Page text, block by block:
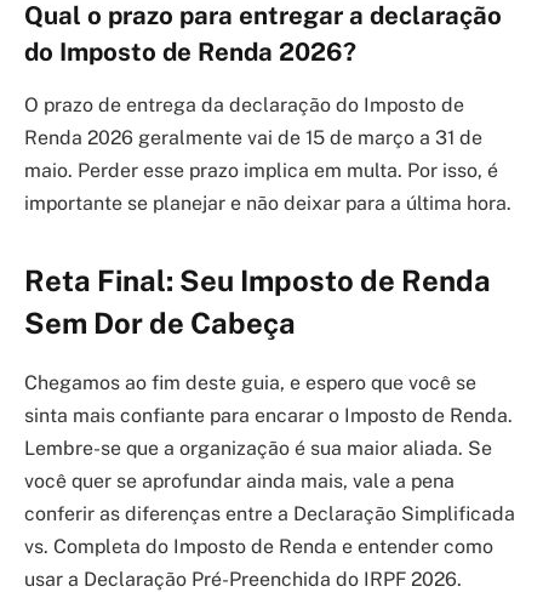
Qual o prazo para entregar a declaração
do Imposto de Renda 2026?
O prazo de entrega da declaração do Imposto de
Renda 2026 geralmente vai de 15 de março a 31 de
maio. Perder esse prazo implica em multa. Por isso, é
importante se planejar e não deixar para a última hora.
Reta Final: Seu Imposto de Renda
Sem Dor de Cabeça
Chegamos ao fim deste guia, e espero que você se
sinta mais confiante para encarar o Imposto de Renda.
Lembre-se que a organização é sua maior aliada. Se
você quer se aprofundar ainda mais, vale a pena
conferir as diferenças entre a Declaração Simplificada
vs. Completa do Imposto de Renda e entender como
usar a Declaração Pré-Preenchida do IRPF 2026.